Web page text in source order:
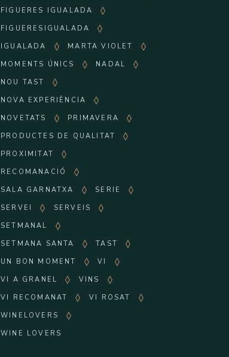
FIGUERES IGUALADA
FIGUERESIGUALADA
IGUALADA
MARTA VIOLET
MOMENTS ÚNICS
NADAL
NOU TAST
NOVA EXPERIÈNCIA
NOVETATS
PRIMAVERA
PRODUCTES DE QUALITAT
PROXIMITAT
RECOMANACIÓ
SALA GARNATXA
SERIE
SERVEI
SERVEIS
SETMANAL
SETMANA SANTA
TAST
UN BON MOMENT
VI
VI A GRANEL
VINS
VI RECOMANAT
VI ROSAT
WINELOVERS
WINE LOVERS